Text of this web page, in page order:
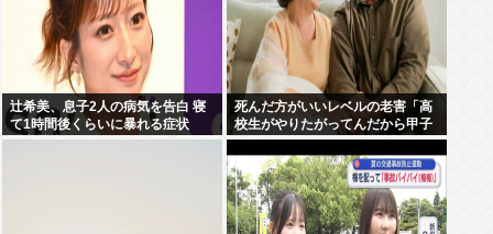
辻希美、息子2人の病気を告白 寝
て1時間後くらいに暴れる症状
「夜驚症」にファンからアドバイ
死んだ方がいいレベルの老害「高
校生がやりたがってんだから甲子
園でやらせろ！」